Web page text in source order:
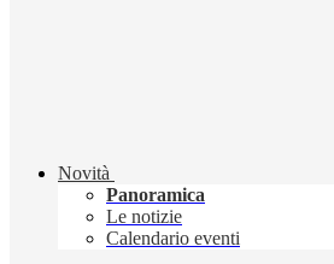
Novità
Panoramica
Le notizie
Calendario eventi